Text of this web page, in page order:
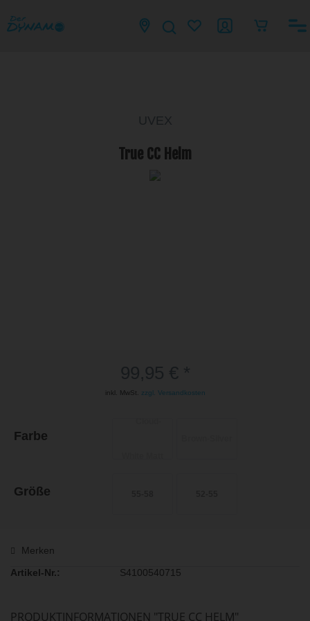
UVEX
True CC Helm
inkl. MwSt. zzgl. Versandkosten
Farbe
Größe
Merken
Artikel-Nr.:
S4100540715
PRODUKTINFORMATIONEN "TRUE CC HELM"